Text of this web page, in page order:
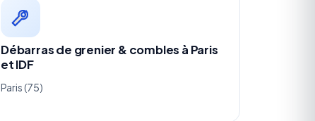
Débarras de grenier & combles à Paris
et IDF
Paris (75)